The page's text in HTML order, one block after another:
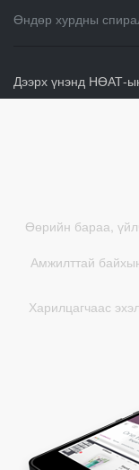
Өндөр хурдны
Дээрх үнэнд НӨАТ-
Өөрийн бараа,
Амжилттай
Харилцагчаас